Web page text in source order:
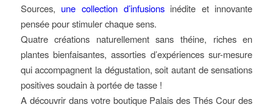
Sources, une collection d’infusionsinédite et innovante
pensée pour stimuler chaque sens.
Quatre créations naturellement sans théine, riches en
plantes bienfaisantes, assorties d’expériences sur-mesure
qui accompagnent la dégustation, soit autant de sensations
positives soudain à portée de tasse !
A découvrir dans votre boutique Palais des Thés Cour des